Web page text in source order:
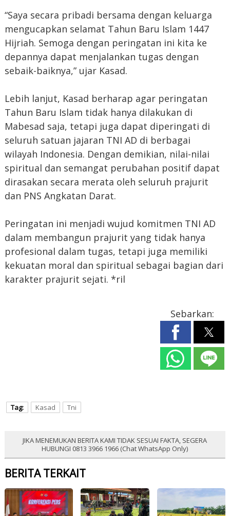
“Saya secara pribadi bersama dengan keluarga
mengucapkan selamat Tahun Baru Islam 1447
Hijriah. Semoga dengan peringatan ini kita ke
depannya dapat menjalankan tugas dengan
sebaik-baiknya,” ujar Kasad.
Lebih lanjut, Kasad berharap agar peringatan
Tahun Baru Islam tidak hanya dilakukan di
Mabesad saja, tetapi juga dapat diperingati di
seluruh satuan jajaran TNI AD di berbagai
wilayah Indonesia. Dengan demikian, nilai-nilai
spiritual dan semangat perubahan positif dapat
dirasakan secara merata oleh seluruh prajurit
dan PNS Angkatan Darat.
Peringatan ini menjadi wujud komitmen TNI AD
dalam membangun prajurit yang tidak hanya
profesional dalam tugas, tetapi juga memiliki
kekuatan moral dan spiritual sebagai bagian dari
karakter prajurit sejati. *ril
Sebarkan:
Tag: Kasad Tni
JIKA MENEMUKAN BERITA KAMI TIDAK SESUAI FAKTA, SEGERA
HUBUNGI 0813 3966 1966 (Chat WhatsApp Only)
BERITA TERKAIT